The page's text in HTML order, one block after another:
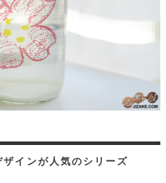
インが人気のシリーズ